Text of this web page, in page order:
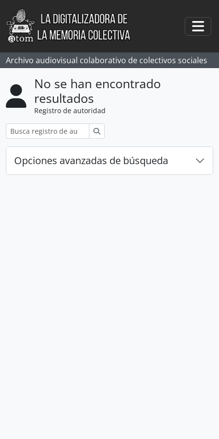
Skip to main content
Archivo audiovisual colaborativo de colectivos sociales
No se han encontrado
resultados
Registro de autoridad
Opciones avanzadas de búsqueda